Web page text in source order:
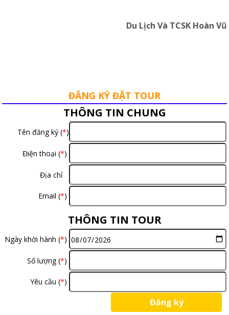
Du Lịch Và TCSK Hoàn Vũ
ĐĂNG KÝ ĐẶT TOUR
THÔNG TIN CHUNG
Tên đăng ký (*)
Điện thoại (*)
Địa chỉ
Email (*)
THÔNG TIN TOUR
Ngày khời hành (*)
Số lượng (*)
Yêu cầu (*)